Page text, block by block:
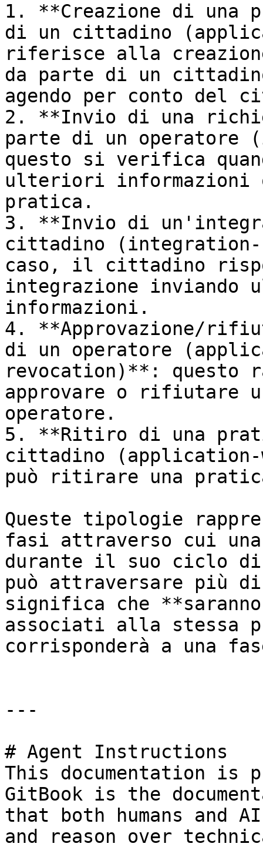
1. **Creazione di una
di un cittadino
riferisce alla
da parte di un
agendo per conto del
2. **Invio di una
parte di un operatore
questo si verifica
ulteriori informazioni
pratica.
3. **Invio di
cittadino (integration-
caso, il cittadino
integrazione inviando
informazioni.
4. **Approvazione/
di un operatore
revocation)**: questo
approvare o rifiutare
operatore.
5. **Ritiro di una
cittadino
può ritirare una
Queste tipologie
fasi attraverso cui
durante il suo ciclo
può attraversare più
significa che
associati alla stessa
corrisponderà a una
---
# Agent Instructions
This documentation is
GitBook is the
that both humans and
and reason over